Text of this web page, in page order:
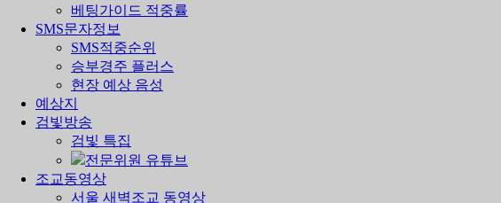
베팅가이드 적중률
SMS문자정보
SMS적중순위
승부경주 플러스
현장 예상 음성
예상지
검빛방송
검빛 특집
전문위원 유튜브
조교동영상
서울 새벽조교 동영상